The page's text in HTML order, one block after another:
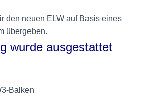
den neuen ELW auf Basis eines
übergeben.
wurde ausgestattet
Balken